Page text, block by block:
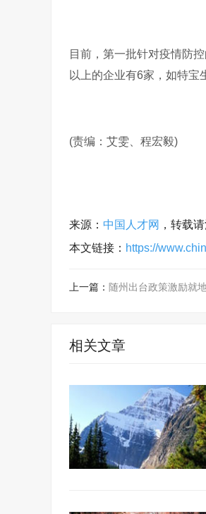
目前，第一批针对疫情防
以上的企业有6家，如特宝
(责编：艾雯、程宏毅)
来源： 中国人才网 ，转载
本文链接： https://
上一篇： 随州出台政策激励就
相关文章